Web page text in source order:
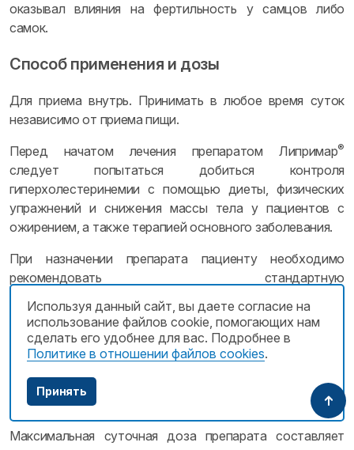
оказывал влияния на фертильность у самцов либо
самок.
Способ применения и дозы
Для приема внутрь. Принимать в любое время суток
независимо от приема пищи.
Перед начатом лечения препаратом Липримар®
следует попытаться добиться контроля
гиперхолестеринемии с помощью диеты, физических
упражнений и снижения массы тела у пациентов с
ожирением, а также терапией основного заболевания.
При назначении препарата пациенту необходимо
рекомендовать стандартную
гипохолестеринемическую диету, которой он должен
придерживаться в течение всего периода терапии.
Доза препарата варьируется от 10 мг до 80 мг 1 раз в
сутки и титруется с учетом концентрации ХС‑ЛПНП,
цели терапии и индивидуального ответа на
проводимую терапию.
Максимальная суточная доза препарата составляет
Используя данный сайт, вы даете согласие на
использование файлов cookie, помогающих нам
сделать его удобнее для вас. Подробнее в
Политике в отношении файлов cookies.
Принять